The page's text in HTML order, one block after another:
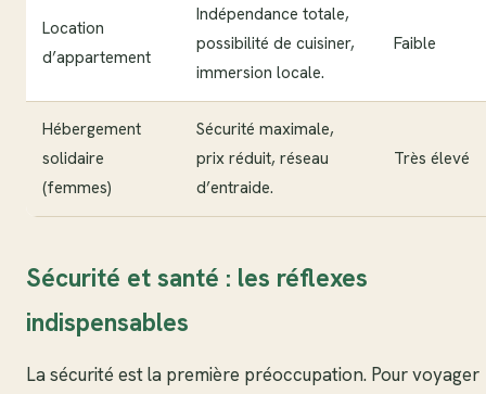
Location
d’appartement
Indépendance totale,
possibilité de cuisiner,
immersion locale.
Faible
Hébergement
solidaire
(femmes)
Sécurité maximale,
prix réduit, réseau
d’entraide.
Très élevé
Sécurité et santé : les réflexes
indispensables
La sécurité est la première préoccupation. Pour voyager